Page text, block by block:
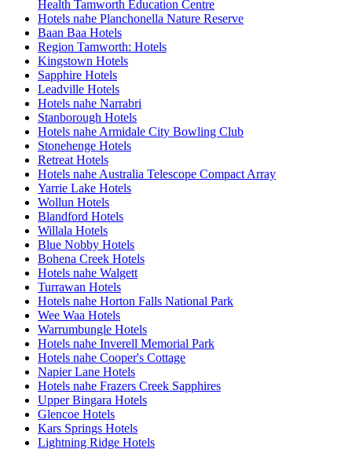
Health Tamworth Education Centre
Hotels nahe Planchonella Nature Reserve
Baan Baa Hotels
Region Tamworth: Hotels
Kingstown Hotels
Sapphire Hotels
Leadville Hotels
Hotels nahe Narrabri
Stanborough Hotels
Hotels nahe Armidale City Bowling Club
Stonehenge Hotels
Retreat Hotels
Hotels nahe Australia Telescope Compact Array
Yarrie Lake Hotels
Wollun Hotels
Blandford Hotels
Willala Hotels
Blue Nobby Hotels
Bohena Creek Hotels
Hotels nahe Walgett
Turrawan Hotels
Hotels nahe Horton Falls National Park
Wee Waa Hotels
Warrumbungle Hotels
Hotels nahe Inverell Memorial Park
Hotels nahe Cooper's Cottage
Napier Lane Hotels
Hotels nahe Frazers Creek Sapphires
Upper Bingara Hotels
Glencoe Hotels
Kars Springs Hotels
Lightning Ridge Hotels